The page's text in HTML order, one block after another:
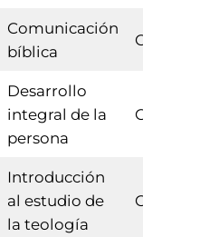
Comunicación
bíblica
Desarrollo
integral de la
persona
Introducción
al estudio de
la teología